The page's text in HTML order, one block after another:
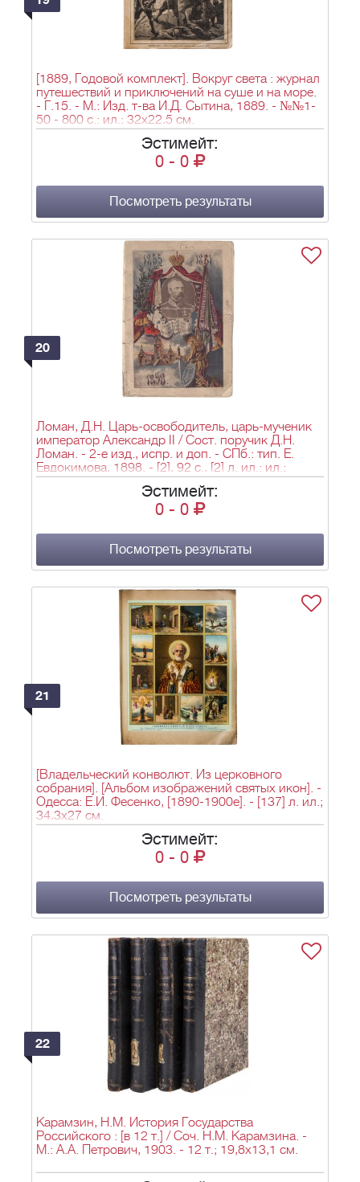
[1889, Годовой комплект]. Вокруг света : журнал
путешествий и приключений на суше и на море.
- Г.15. - М.: Изд. т-ва И.Д. Сытина, 1889. - №№1-
50 - 800 с.: ил.; 32x22,5 см.
Эстимейт:
0 - 0
Посмотреть результаты
20
Ломан, Д.Н. Царь-освободитель, царь-мученик
император Александр II / Сост. поручик Д.Н.
Ломан. - 2-е изд., испр. и доп. - СПб.: тип. Е.
Евдокимова, 1898. - [2], 92 с., [2] л. ил.: ил.;
24,3х16,7 см. - (Чтение для народа).
Эстимейт:
0 - 0
Посмотреть результаты
21
[Владельческий конволют. Из церковного
собрания]. [Альбом изображений святых икон]. -
Одесса: Е.И. Фесенко, [1890-1900е]. - [137] л. ил.;
34,3х27 см.
Эстимейт:
0 - 0
Посмотреть результаты
22
Карамзин, Н.М. История Государства
Российского : [в 12 т.] / Соч. Н.М. Карамзина. -
М.: А.А. Петрович, 1903. - 12 т.; 19,8х13,1 см.